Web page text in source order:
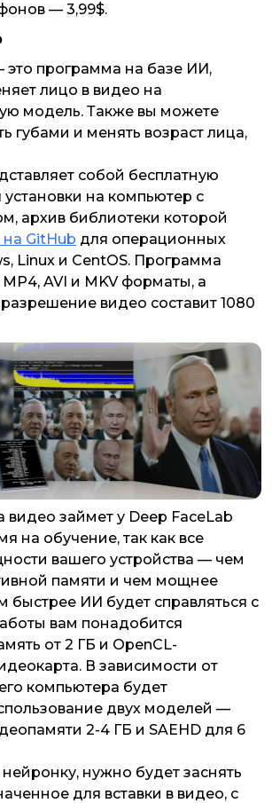
— 3,99$.
это программа на базе ИИ,
лицо в видео на
модель. Также вы можете
губами и менять возраст лица,
собой бесплатную
на компьютер с
архив библиотеки которой
на GitHub для операционных
Linux и CentOS. Программа
AVI и MKV форматы, а
видео составит 1080
видео займет у Deep FaceLab
на обучение, так как все
вашего устройства — чем
памяти и чем мощнее
быстрее ИИ будет справляться с
вам понадобится
от 2 ГБ и OpenCL-
В зависимости от
компьютера будет
двух моделей —
2-4 ГБ и SAEHD для 6
нужно будет заснять
для вставки в видео, с